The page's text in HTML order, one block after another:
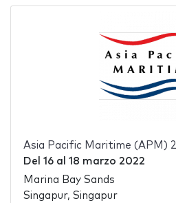
Asia Pacific Maritime (APM)
Del 16al 18 marzo 2022
Marina Bay Sands
Singapur, Singapur